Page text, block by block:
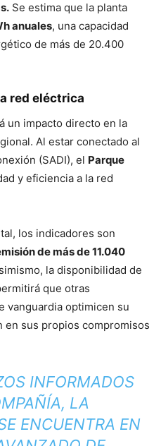
Se estima que la planta
anuales, una capacidad
de más de 20.400
red eléctrica
un impacto directo en la
Al estar conectado al
(SADI), el Parque
y eficiencia a la red
los indicadores son
de más de 11.040
la disponibilidad de
que otras
vanguardia optimicen su
en sus propios compromisos
INFORMADOS
LA
ENCUENTRA EN